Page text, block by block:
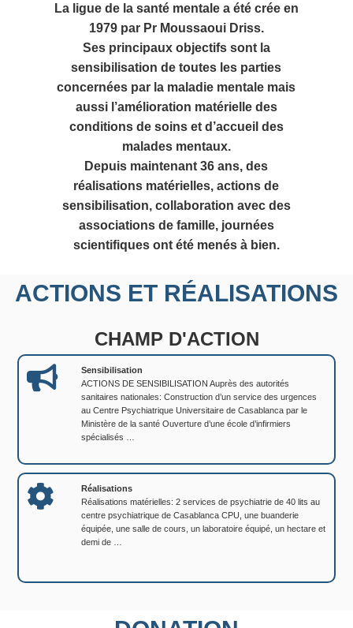
La ligue de la santé mentale a été crée en
1979 par Pr Moussaoui Driss.
Ses principaux objectifs sont la
sensibilisation de toutes les parties
concernées par la maladie mentale mais
aussi l’amélioration matérielle des
conditions de soins et d’accueil des
malades mentaux.
Depuis maintenant 36 ans, des
réalisations matérielles, actions de
sensibilisation, collaboration avec des
associations de famille, journées
scientifiques ont été menés à bien.
ACTIONS ET RÉALISATIONS
CHAMP D'ACTION
Sensibilisation
ACTIONS DE SENSIBILISATION Auprès des autorités
sanitaires nationales: Construction d’un service des urgences
au Centre Psychiatrique Universitaire de Casablanca par le
Ministère de la santé Ouverture d’une école d’infirmiers
spécialisés …
Réalisations
Réalisations matérielles: 2 services de psychiatrie de 40 lits au
centre psychiatrique de Casablanca CPU, une buanderie
équipée, une salle de cours, un laboratoire équipé, un hectare et
demi de …